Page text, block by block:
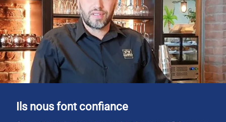
Ils nous font confiance